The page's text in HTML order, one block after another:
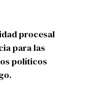
procesal
para las
políticos